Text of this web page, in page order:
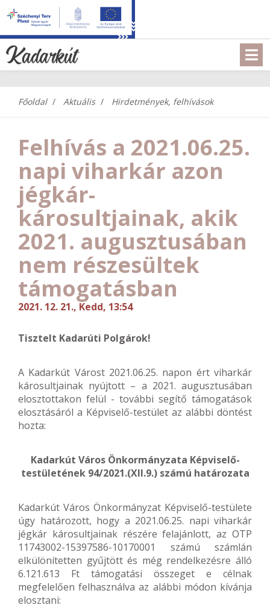
Főoldal Aktuális Hirdetmények, felhívások
Felhívás a 2021.06.25.
napi viharkár azon
jégkár-
károsultjainak, akik
2021. augusztusában
nem részesültek
támogatásban
2021. 12. 21., Kedd, 13:54
Tisztelt Kadarúti Polgárok!
A Kadarkút Várost 2021.06.25. napon ért viharkár
károsultjainak nyújtott – a 2021. augusztusában
elosztottakon felül - további segítő támogatások
elosztásáról a Képviselő-testület az alábbi döntést
hozta:
Kadarkút Város Önkormányzata Képviselő-
testületének 94/2021.(XII.9.) számú határozata
Kadarkút Város Önkormányzat Képviselő-testülete
úgy határozott, hogy a 2021.06.25. napi viharkár
jégkár károsultjainak részére felajánlott, az OTP
11743002-15397586-10170001 számú számlán
elkülönítetten gyűjtött és még rendelkezésre álló
6.121.613 Ft támogatási összeget e célnak
megfelelően felhasználva az alábbi módon kívánja
elosztani: